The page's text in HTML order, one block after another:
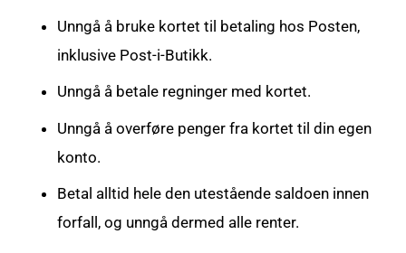
Unngå å bruke kortet til betaling hos Posten,
inklusive Post-i-Butikk.
Unngå å betale regninger med kortet.
Unngå å overføre penger fra kortet til din egen
konto.
Betal alltid hele den utestående saldoen innen
forfall, og unngå dermed alle renter.